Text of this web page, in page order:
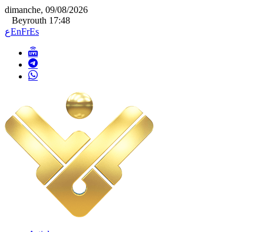
dimanche, 09/08/2026
Beyrouth 17:48
عEnFrEs